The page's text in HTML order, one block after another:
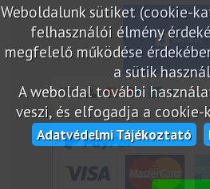
Weboldalunk sütiket (cookie-
felhasználói élmény
megfelelő működése
a sütik
A weboldal további
veszi, és elfogadja a
Adatvédelmi Tájékoztató